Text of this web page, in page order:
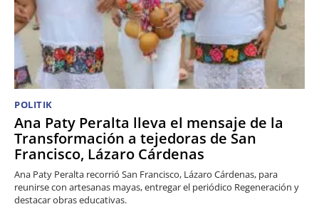
POLITIK
Ana Paty Peralta lleva el mensaje de la
Transformación a tejedoras de San
Francisco, Lázaro Cárdenas
Ana Paty Peralta recorrió San Francisco, Lázaro Cárdenas, para
reunirse con artesanas mayas, entregar el periódico Regeneración y
destacar obras educativas.